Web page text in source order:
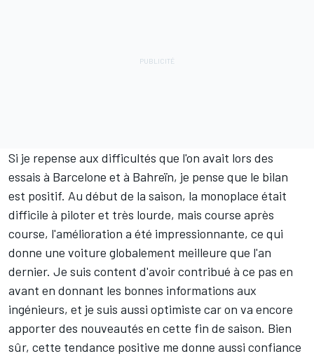
Si je repense aux difficultés que l'on avait lors des
essais à Barcelone et à Bahreïn, je pense que le bilan
est positif. Au début de la saison, la monoplace était
difficile à piloter et très lourde, mais course après
course, l'amélioration a été impressionnante, ce qui
donne une voiture globalement meilleure que l'an
dernier. Je suis content d'avoir contribué à ce pas en
avant en donnant les bonnes informations aux
ingénieurs, et je suis aussi optimiste car on va encore
apporter des nouveautés en cette fin de saison. Bien
sûr, cette tendance positive me donne aussi confiance